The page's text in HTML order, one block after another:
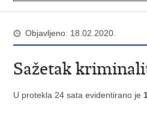
Objavljeno: 18.02.2020.
Sažetak
U protekla 24 sata evidentirano je